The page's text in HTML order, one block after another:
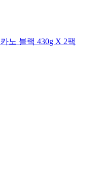
노 블랙 430g X 2팩